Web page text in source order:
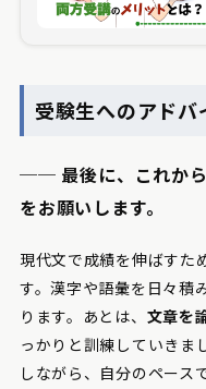
受験生へのアドバ
── 最後に、これから
をお願いします。
現代文で成績を伸ばすた
す。漢字や語彙を日々積
ります。あとは、 文章を
っかりと訓練していきま
しながら、自分のペース